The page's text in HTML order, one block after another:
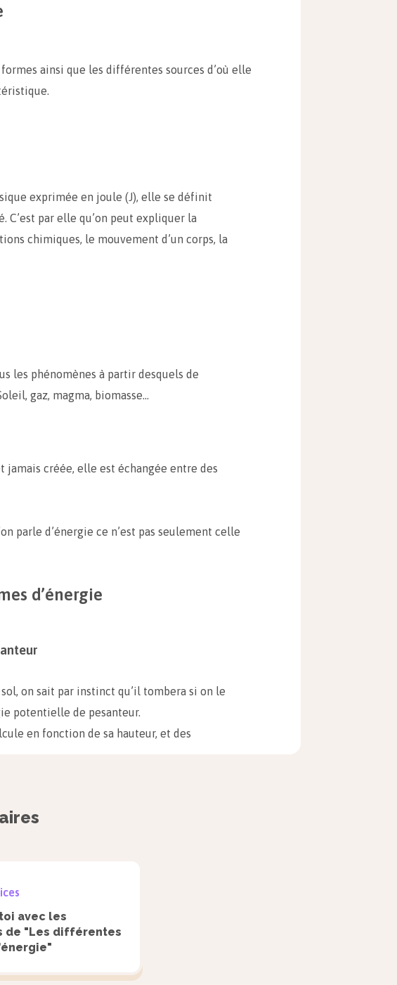
ainsi que les différentes sources d’où elle
exprimée en joule (J), elle se définit
C’est par elle qu’on peut expliquer la
chimiques, le mouvement d’un corps, la
les phénomènes à partir desquels de
gaz, magma, biomasse…
jamais créée, elle est échangée entre des
parle d’énergie ce n’est pas seulement celle
d’énergie
on sait par instinct qu’il tombera si on le
potentielle de pesanteur.
en fonction de sa hauteur, et des
d’un objet situé en hauteur est l’énergie
de pesanteur d’un corps céleste.
avec les
de "Les différentes